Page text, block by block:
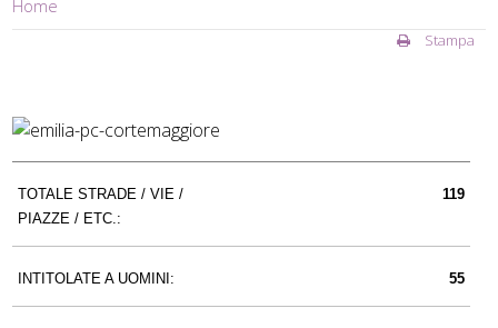
Home
Stampa
TOTALE STRADE / VIE /
PIAZZE / ETC.:
119
INTITOLATE A UOMINI: 55